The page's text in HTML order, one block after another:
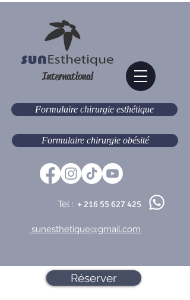
International
Formulaire chirurgie esthétique
Formulaire chirurgie obésité
Tel : + 216 55 627 425
sunesthetique@gmail.com
Réserver